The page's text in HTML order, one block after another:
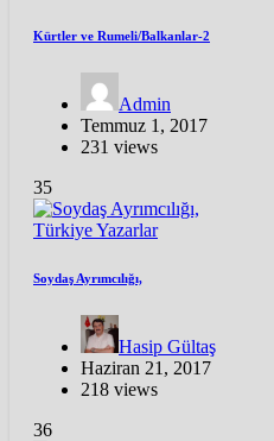
Kürtler ve Rumeli/Balkanlar-2
Admin
Temmuz 1, 2017
231 views
35
TürkiyeYazarlar
Soydaş Ayrımcılığı,
Hasip Gültaş
Haziran 21, 2017
218 views
36